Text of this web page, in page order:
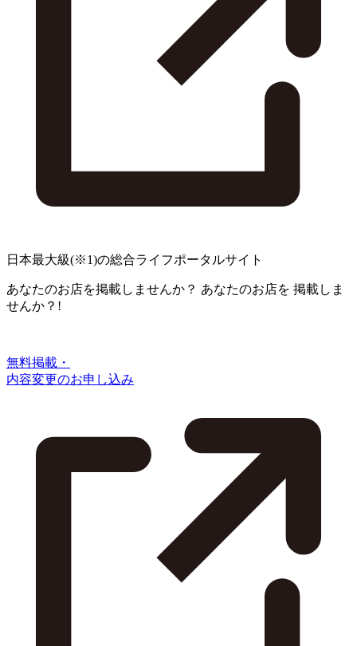
日本最大級(※1)の総合ライフポータルサイト
あなたのお店を掲載しませんか？ あなたのお店を 掲載しま
せんか？!
無料掲載・
内容変更のお申し込み